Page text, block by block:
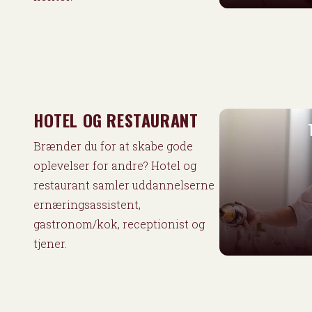
HOTEL OG RESTAURANT
Brænder du for at skabe gode
oplevelser for andre? Hotel og
restaurant samler uddannelserne
ernæringsassistent,
gastronom/kok, receptionist og
tjener.